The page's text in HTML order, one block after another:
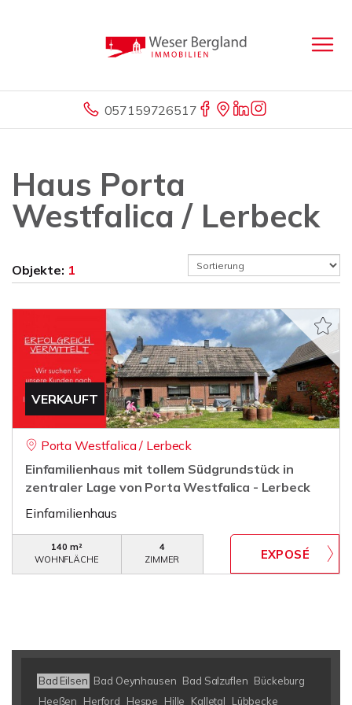
057159726517
Haus Porta
Westfalica / Lerbeck
Objekte: 1
VERKAUFT
Porta Westfalica / Lerbeck
Einfamilienhaus mit tollem Südgrundstück in
zentraler Lage von Porta Westfalica - Lerbeck
Einfamilienhaus
140 m²
WOHNFLÄCHE
4
ZIMMER
Bad Eilsen Bad Oeynhausen Bad Salzuflen Bückeburg
Heeßen
Herford Hespe Hille Kalletal
Lübbecke